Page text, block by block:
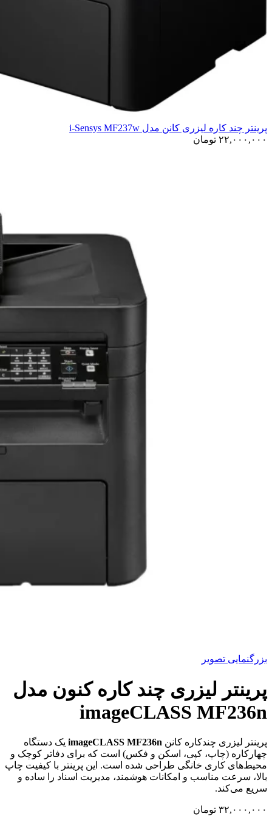
پرینتر چند کاره لیزری کانن مدل i-Sensys MF237w
۲۲,۰۰۰,۰۰۰ تومان
بزرگنمایی تصویر
پرینتر لیزری چند کاره کنون مدل
imageCLASS MF236n
پرینتر لیزری چندکاره کانن imageCLASS MF236n یک دستگاه
چهارکاره (چاپ، کپی، اسکن و فکس) است که برای دفاتر کوچک و
محیط‌های کاری خانگی طراحی شده است. این پرینتر با کیفیت چاپ
بالا، سرعت مناسب و امکانات هوشمند، مدیریت اسناد را ساده و
سریع می‌کند.
۳۲,۰۰۰,۰۰۰ تومان